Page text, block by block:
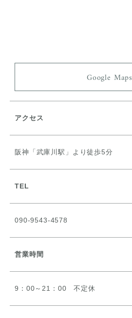
Google Maps
アクセス
阪神「武庫川駅」より徒歩5分
TEL
090-9543-4578
営業時間
9：00～21：00 不定休